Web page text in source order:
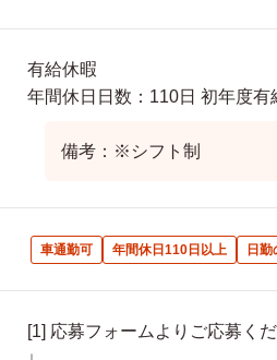
有給休暇
年間休日日数：110日 初年度
備考：※シフト制
車通勤可 年間休日110日以上 日勤
[1] 応募フォームよりご応募く